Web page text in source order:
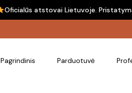
Oficialūs atstovai Lietuvoje.
Pagrindinis Parduotuvė